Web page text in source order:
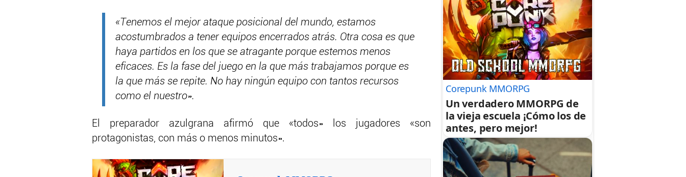
«Tenemos el mejor ataque posicional del mundo, estamos
acostumbrados a tener equipos encerrados atrás. Otra cosa es que
haya partidos en los que se atragante porque estemos menos
eficaces. Es la fase del juego en la que más trabajamos porque es
la que más se repite. No hay ningún equipo con tantos recursos
como el nuestro».
El preparador azulgrana afirmó que «todos» los jugadores «son
protagonistas, con más o menos minutos».
Corepunk MMORPG
Un verdadero MMORPG de
la vieja escuela ¡Cómo los de
antes, pero mejor!